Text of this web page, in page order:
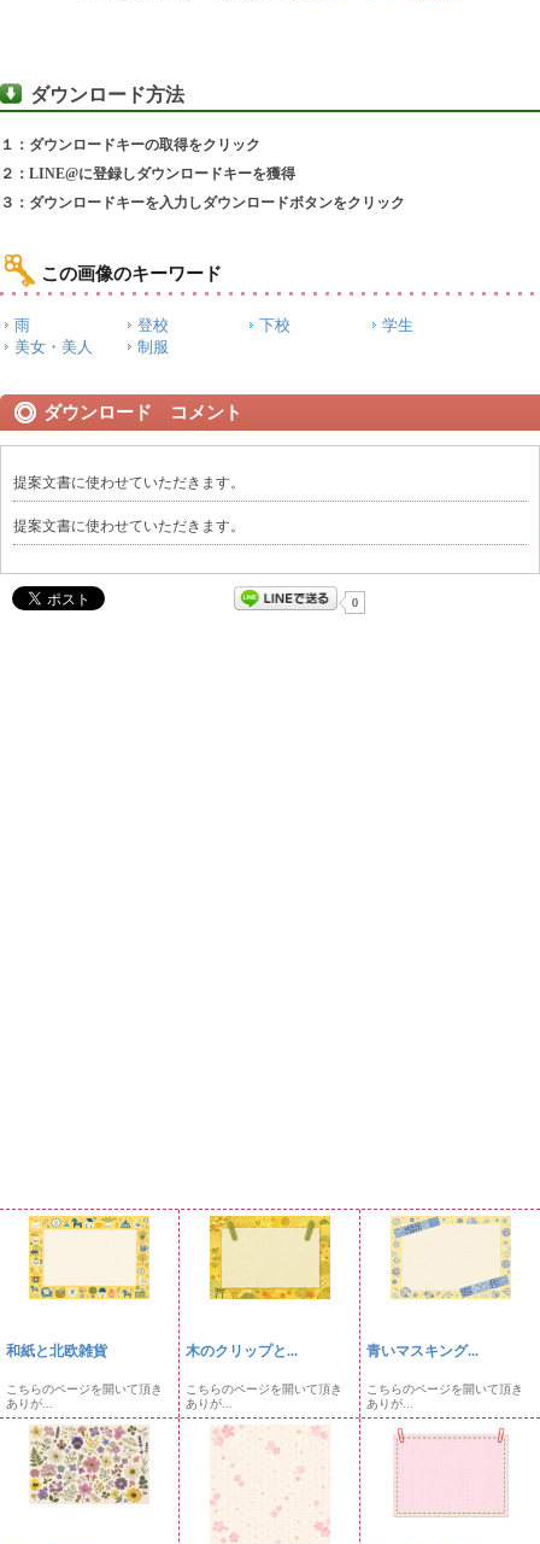
ダウンロード方法
１：ダウンロードキーの取得をクリック
２：LINE@に登録しダウンロードキーを獲得
３：ダウンロードキーを入力しダウンロードボタンをクリック
この画像のキーワード
雨 登校 下校
学生
美女・美人
制服
ダウンロード コメント
提案文書に使わせていただきます。
提案文書に使わせていただきます。
0
和紙と北欧雑貨
こちらのページを開いて頂き
ありが...
木のクリップと...
こちらのページを開いて頂き
ありが...
青いマスキング...
こちらのページを開いて頂き
ありが...